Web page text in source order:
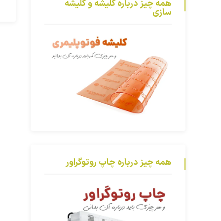
همه چیز درباره کلیشه و کلیشه
سازی
همه چیز درباره چاپ روتوگراور